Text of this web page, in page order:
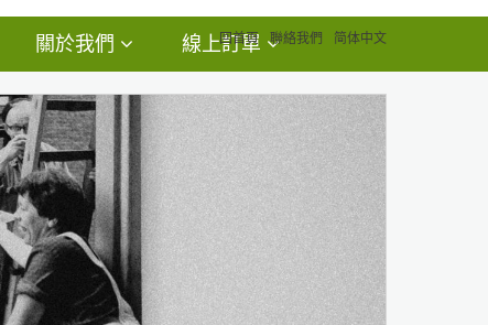
回首頁 聯絡我們 简体中文
關於我們 線上訂單